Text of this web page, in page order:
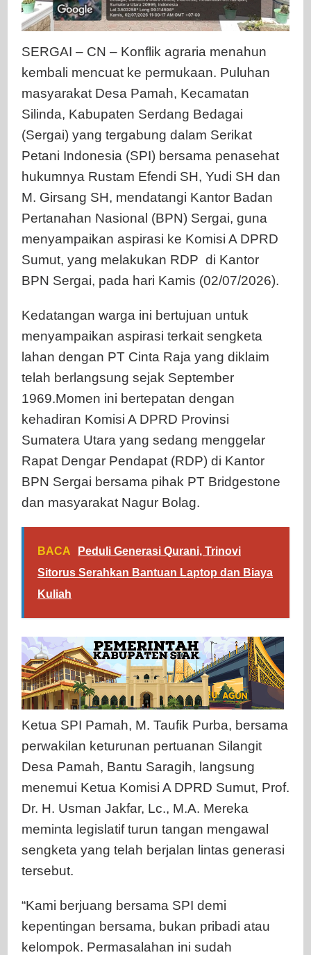
SERGAI – CN – Konflik agraria menahun
kembali mencuat ke permukaan. Puluhan
masyarakat Desa Pamah, Kecamatan
Silinda, Kabupaten Serdang Bedagai
(Sergai) yang tergabung dalam Serikat
Petani Indonesia (SPI) bersama penasehat
hukumnya Rustam Efendi SH, Yudi SH dan
M. Girsang SH, mendatangi Kantor Badan
Pertanahan Nasional (BPN) Sergai, guna
menyampaikan aspirasi ke Komisi A DPRD
Sumut, yang melakukan RDP di Kantor
BPN Sergai, pada hari Kamis (02/07/2026).
Kedatangan warga ini bertujuan untuk
menyampaikan aspirasi terkait sengketa
lahan dengan PT Cinta Raja yang diklaim
telah berlangsung sejak September
1969.Momen ini bertepatan dengan
kehadiran Komisi A DPRD Provinsi
Sumatera Utara yang sedang menggelar
Rapat Dengar Pendapat (RDP) di Kantor
BPN Sergai bersama pihak PT Bridgestone
dan masyarakat Nagur Bolag.
BACA
Peduli Generasi Qurani, Trinovi
Sitorus Serahkan Bantuan Laptop dan Biaya
Kuliah
Ketua SPI Pamah, M. Taufik Purba, bersama
perwakilan keturunan pertuanan Silangit
Desa Pamah, Bantu Saragih, langsung
menemui Ketua Komisi A DPRD Sumut, Prof.
Dr. H. Usman Jakfar, Lc., M.A. Mereka
meminta legislatif turun tangan mengawal
sengketa yang telah berjalan lintas generasi
tersebut.
“Kami berjuang bersama SPI demi
kepentingan bersama, bukan pribadi atau
kelompok. Permasalahan ini sudah